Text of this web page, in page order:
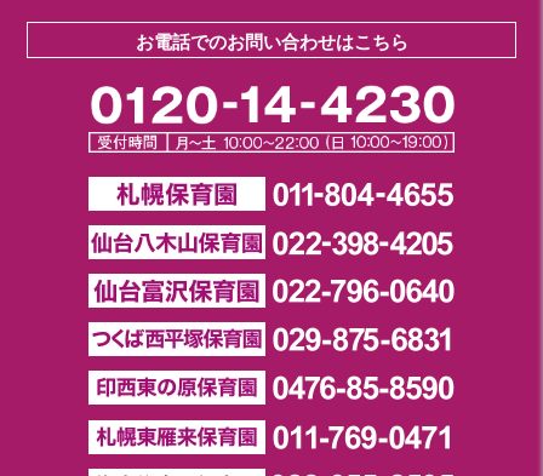
お電話でのお問い合わせはこちら